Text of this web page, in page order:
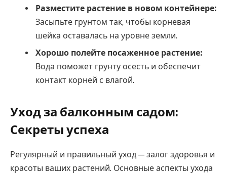
Разместите растение в новом контейнере:
Засыпьте грунтом так, чтобы корневая
шейка оставалась на уровне земли.
Хорошо полейте посаженное растение:
Вода поможет грунту осесть и обеспечит
контакт корней с влагой.
Уход за балконным садом:
Секреты успеха
Регулярный и правильный уход — залог здоровья и
красоты ваших растений. Основные аспекты ухода